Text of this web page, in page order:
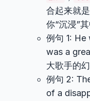
合起来就
你“沉浸”
例句 1:
was a
大歌手的
例句 2:
of a